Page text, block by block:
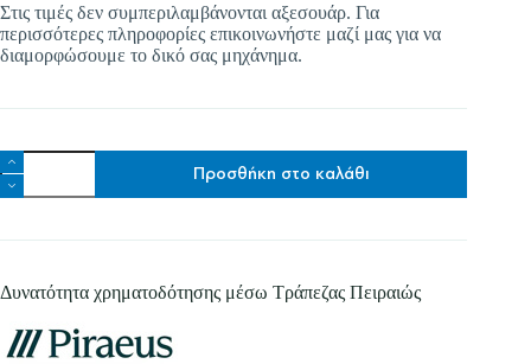
Στις τιμές δεν συμπεριλαμβάνονται αξεσουάρ. Για
περισσότερες πληροφορίες επικοινωνήστε μαζί μας για να
διαμορφώσουμε το δικό σας μηχάνημα.
Applicazione
CF
ποσότητα
Προσθήκη στο καλάθι
Δυνατότητα χρηματοδότησης μέσω Τράπεζας Πειραιώς